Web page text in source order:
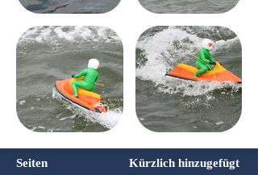
Seiten Kürzlich hinzugefügt